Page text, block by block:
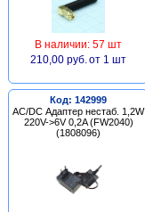
В наличии: 57 шт
210,00 руб. от 1 шт
Код: 142999
AC/DC Адаптер нестаб. 1,2W
220V->6V 0,2A (FW2040)
(1808096)